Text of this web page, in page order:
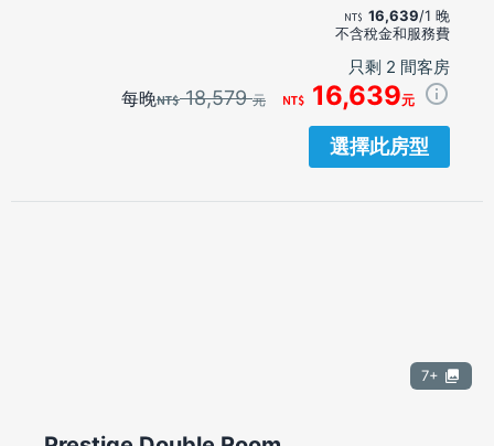
16,639/1 晚
不含稅金和服務費
只剩 2 間客房
每晚 18,579元 16,639元
選擇此房型
7+